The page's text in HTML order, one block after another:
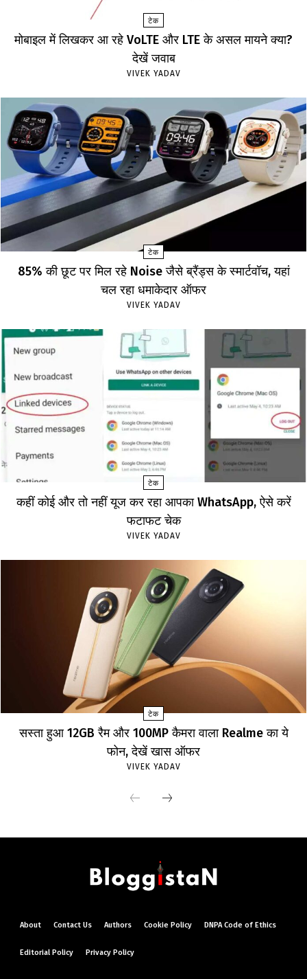
टेक
मोबाइल में लिखकर आ रहे VoLTE और LTE के असल मायने क्या?
देखें जवाब
VIVEK YADAV
टेक
85% की छूट पर मिल रहे Noise जैसे ब्रैंड्स के स्मार्टवॉच, यहां
चल रहा धमाकेदार ऑफर
VIVEK YADAV
टेक
कहीं कोई और तो नहीं यूज कर रहा आपका WhatsApp, ऐसे करें
फटाफट चेक
VIVEK YADAV
टेक
सस्ता हुआ 12GB रैम और 100MP कैमरा वाला Realme का ये
फोन, देखें खास ऑफर
VIVEK YADAV
About Contact Us Authors Cookie Policy DNPA Code of Ethics
Editorial Policy Privacy Policy